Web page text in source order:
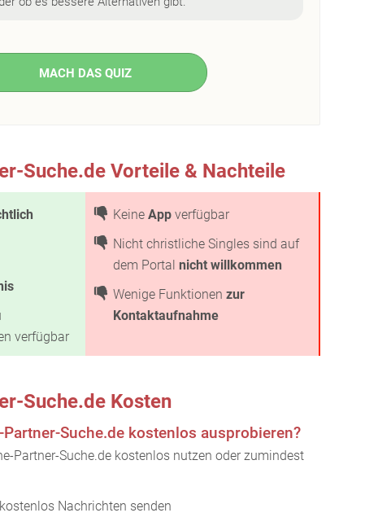
MACH DAS QUIZ
Suche.de Vorteile & Nachteile
verfügbar
Keine App verfügbar
Nicht christliche Singles sind auf
dem Portal nicht willkommen
Wenige Funktionen zur
Kontaktaufnahme
Suche.de Kosten
Suche.de kostenlos ausprobieren?
Partner-Suche.de kostenlos nutzen oder zumindest
Nachrichten senden